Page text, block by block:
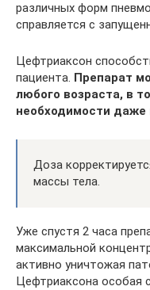
различных форм
справляется с
Цефтриаксон
пациента. Препарат
любого возраста, в
необходимости
Доза
массы тела.
Уже спустя 2 часа
максимальной
активно уничтожая
Цефтриаксона особая